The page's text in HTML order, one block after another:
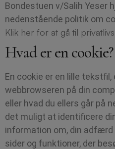
Bondestuen v/Salih Yeser
nedenstående politik om
Klik her for at gå til
Hvad er en cookie?
En cookie er en lille
webbrowseren på din
eller hvad du ellers går på
det muligt at identificere
information om, din adfærd
sider og funktioner, der